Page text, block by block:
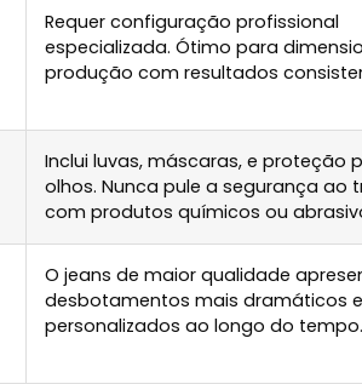
Requer configuração profissional
especializada. Ótimo para
produção com resultados
Inclui luvas, máscaras, e proteção
olhos. Nunca pule a segurança ao
com produtos químicos ou
O jeans de maior qualidade
desbotamentos mais dramáticos e
personalizados ao longo do tempo.